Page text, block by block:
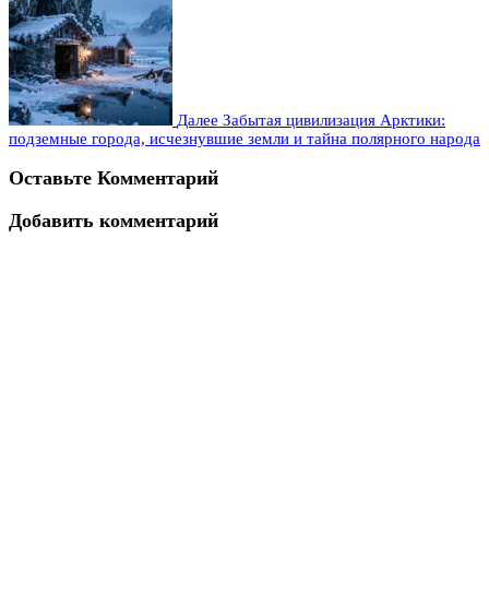
Далее Забытая цивилизация Арктики:
подземные города, исчезнувшие земли и тайна полярного народа
Оставьте Комментарий
Добавить комментарий